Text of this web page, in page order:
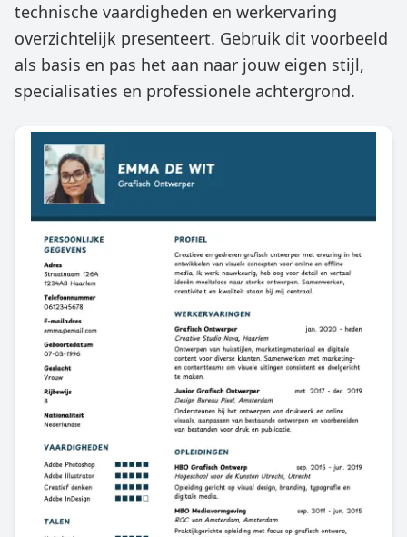
technische vaardigheden en werkervaring
overzichtelijk presenteert. Gebruik dit voorbeeld
als basis en pas het aan naar jouw eigen stijl,
specialisaties en professionele achtergrond.